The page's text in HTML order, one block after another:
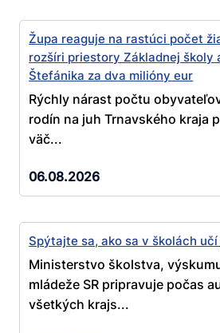
Župa reaguje na rastúci počet
rozšíri priestory Základnej školy
Štefánika za dva milióny eur
Rýchly nárast počtu
rodín na juh Trnavského kraja
väč...
06.08.2026
Spýtajte sa, ako sa v školách
Ministerstvo školstva,
mládeže SR pripravuje počas
všetkých krajs...